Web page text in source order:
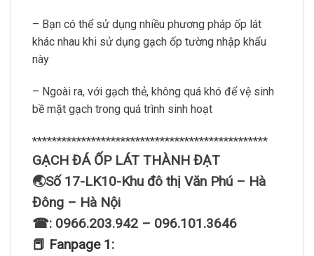
– Bạn có thể sử dụng nhiều phương pháp ốp lát
khác nhau khi sử dụng gạch ốp tường nhập khẩu
này
– Ngoài ra, với gạch thẻ, không quá khó để vệ sinh
bề mặt gạch trong quá trình sinh hoạt
************************************************
GẠCH ĐÁ ỐP LÁT THÀNH ĐẠT
🌏Số 17-LK10-Khu đô thị Văn Phú – Hà
Đông – Hà Nội
☎: 0966.203.942 – 096.101.3646
📕 Fanpage 1: